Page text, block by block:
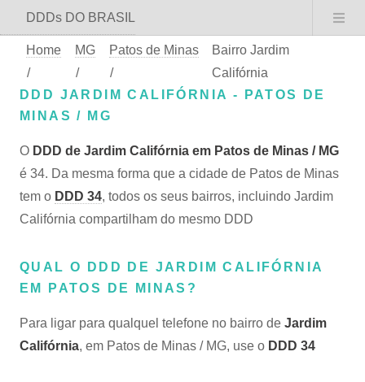
DDDs DO BRASIL
Home
/
MG
/
Patos de Minas
/
Bairro Jardim
Califórnia
DDD JARDIM CALIFÓRNIA - PATOS DE
MINAS / MG
O DDD de Jardim Califórnia em Patos de Minas / MG
é 34. Da mesma forma que a cidade de Patos de Minas
tem o DDD 34, todos os seus bairros, incluindo Jardim
Califórnia compartilham do mesmo DDD
QUAL O DDD DE JARDIM CALIFÓRNIA
EM PATOS DE MINAS?
Para ligar para qualquel telefone no bairro de Jardim
Califórnia, em Patos de Minas / MG, use o DDD 34